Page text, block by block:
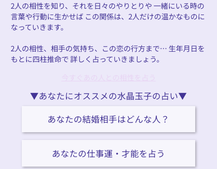
2人の相性を知り、それを日々のやりとりや 一緒にいる時の
言葉や行動に生かせば この関係は、2人だけの温かなものに
なっていきます。
2人の相性、相手の気持ち、この恋の行方まで… 生年月日を
もとに四柱推命で 詳しく占っていきましょう。
▼あなたにオススメの水晶玉子の占い▼
あなたの結婚相手はどんな人？
あなたの仕事運・才能を占う